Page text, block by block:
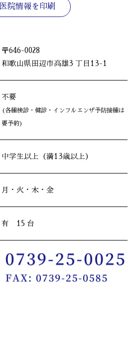
医院情報を印刷
〒646-0028
和歌山県田辺市高雄3 丁目13-1
不要
(各種検診・健診・インフルエンザ予防接種は
要予約)
中学生以上（満13歳以上）
月・火・木・金
有 15 台